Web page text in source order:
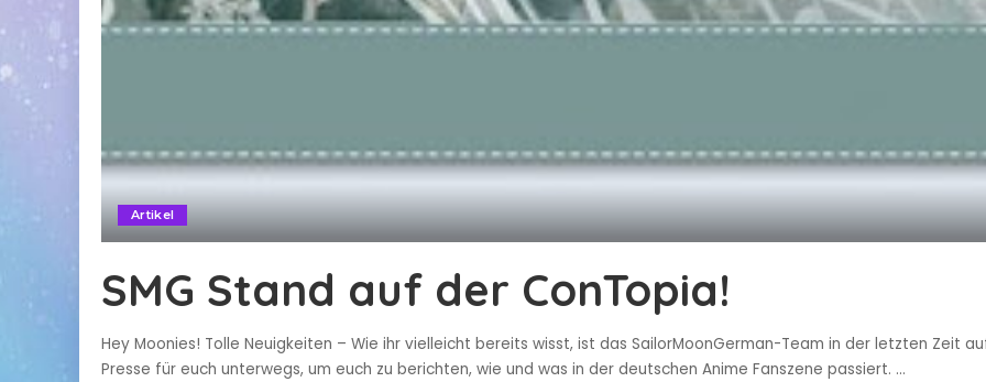
Artikel
SMG Stand auf der ConTopia!
Hey Moonies! Tolle Neuigkeiten – Wie ihr vielleicht bereits wisst, ist das SailorMoonGerman-Team in der letzten Zeit
Presse für euch unterwegs, um euch zu berichten, wie und was in der deutschen Anime Fanszene passiert. ...